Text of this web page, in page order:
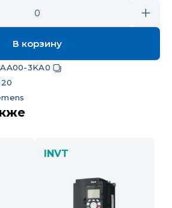
0 +
В корзину
3KA0
INVT